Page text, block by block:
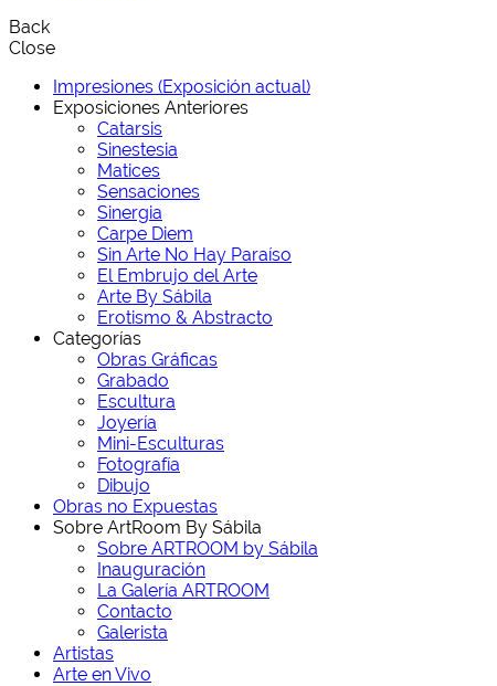
Back
Close
Impresiones (Exposición actual)
Exposiciones Anteriores
Catarsis
Sinestesia
Matices
Sensaciones
Sinergia
Carpe Diem
Sin Arte No Hay Paraíso
El Embrujo del Arte
Arte By Sábila
Erotismo & Abstracto
Categorías
Obras Gráficas
Grabado
Escultura
Joyería
Mini-Esculturas
Fotografía
Dibujo
Obras no Expuestas
Sobre ArtRoom By Sábila
Sobre ARTROOM by Sábila
Inauguración
La Galería ARTROOM
Contacto
Galerista
Artistas
Arte en Vivo